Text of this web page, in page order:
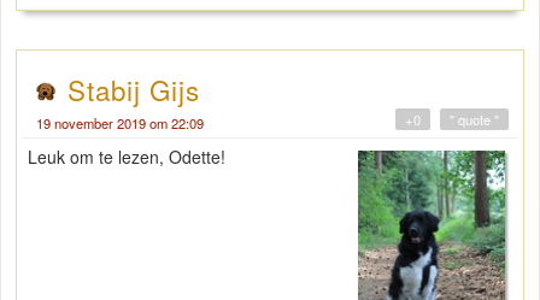
Stabij Gijs
19 november 2019 om 22:09 " quote "
+0
Leuk om te lezen, Odette!